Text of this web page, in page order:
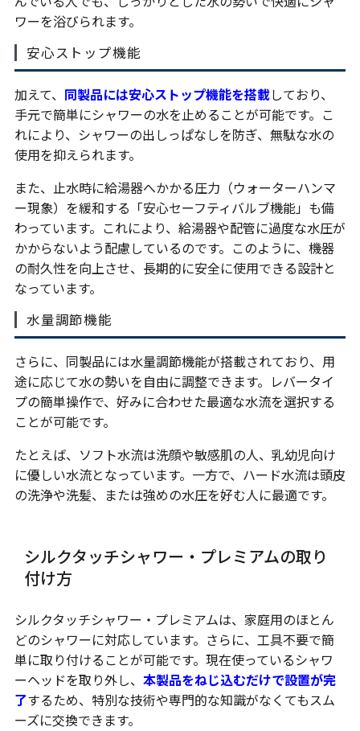
ワーを浴びられます。
安心ストップ機能
加えて、 同製品には安心ストップ機能を搭載しており、
手元で簡単にシャワーの水を止めることが可能です。こ
れにより、シャワーの出しっぱなしを防ぎ、無駄な水の
使用を抑えられます。
また、止水時に給湯器へかかる圧力（ウォーターハンマ
ー現象）を緩和する「安心セーフティバルブ機能」も備
わっています。これにより、給湯器や配管に過度な水圧が
かからないよう配慮しているのです。このように、機器
の耐久性を向上させ、長期的に安全に使用できる設計と
なっています。
水量調節機能
さらに、同製品には水量調節機能が搭載されており、用
途に応じて水の勢いを自由に調整できます。レバータイ
プの簡単操作で、好みに合わせた最適な水流を選択する
ことが可能です。
たとえば、ソフト水流は洗顔や敏感肌の人、乳幼児向け
に優しい水流となっています。一方で、ハード水流は頭皮
の洗浄や洗髪、または強めの水圧を好む人に最適です。
シルクタッチシャワー・プレミアムの取り
付け方
シルクタッチシャワー・プレミアムは、家庭用のほとん
どのシャワーに対応しています。さらに、工具不要で簡
単に取り付けることが可能です。現在使っているシャワ
ーヘッドを取り外し、 本製品をねじ込むだけで設置が完
了するため、特別な技術や専門的な知識がなくてもスム
ーズに交換できます。